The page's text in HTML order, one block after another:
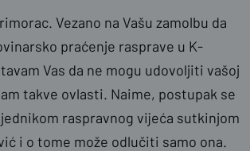
Vezano na Vašu zamolbu da
praćenje rasprave u K-
Vas da ne mogu udovoljiti vašoj
takve ovlasti. Naime, postupak se
raspravnog vijeća sutkinjom
i o tome može odlučiti samo ona.